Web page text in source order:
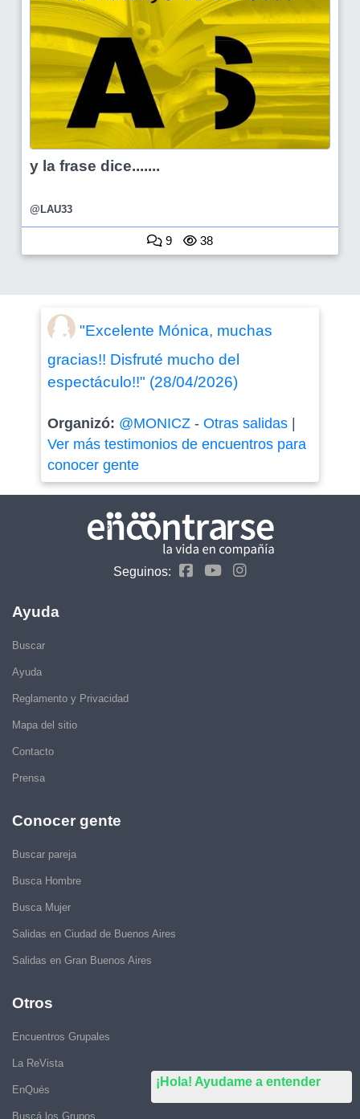
¡Hola! Ayudame a entender
y la frase dice.......
@LAU33
9 38
"Excelente Mónica, muchas
gracias!! Disfruté mucho del
espectáculo!!" (28/04/2026)
Organizó: @MONICZ- Otras salidas|
Ver más testimonios de encuentros para
conocer gente
Seguinos:
Ayuda
Buscar
Ayuda
Reglamento y Privacidad
Mapa del sitio
Contacto
Prensa
Conocer gente
Buscar pareja
Busca Hombre
Busca Mujer
Salidas en Ciudad de Buenos Aires
Salidas en Gran Buenos Aires
Otros
Encuentros Grupales
La ReVista
EnQués
Buscá los Grupos